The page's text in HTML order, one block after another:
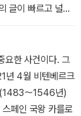
글이 빠르고 널리
났다. 마인츠에는
년을 기념하여 1
소장품은 단연
은 인쇄본이다. 12
책 모서리의 문양
행 성서』는 세계
요한 사건이다. 그
년 4월 비텐베르크
〜1546년)
페인 국왕 카를로